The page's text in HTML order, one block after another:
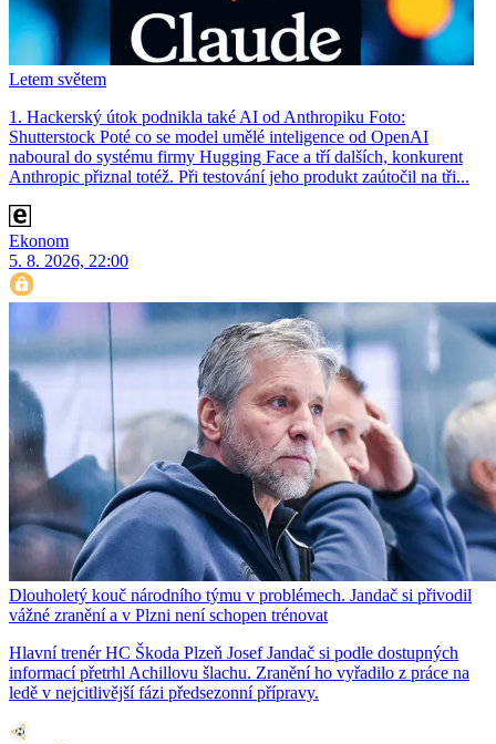
Letem světem
1. Hackerský útok podnikla také AI od Anthropiku Foto:
Shutterstock Poté co se model umělé inteligence od OpenAI
naboural do systému firmy Hugging Face a tří dalších, konkurent
Anthro­pic přiznal totéž. Při testování jeho produkt zaútočil na tři...
Ekonom
5. 8. 2026, 22:00
Dlouholetý kouč národního týmu v problémech. Jandač si přivodil
vážné zranění a v Plzni není schopen trénovat
Hlavní trenér HC Škoda Plzeň Josef Jandač si podle dostupných
informací přetrhl Achillovu šlachu. Zranění ho vyřadilo z práce na
ledě v nejcitlivější fázi předsezonní přípravy.